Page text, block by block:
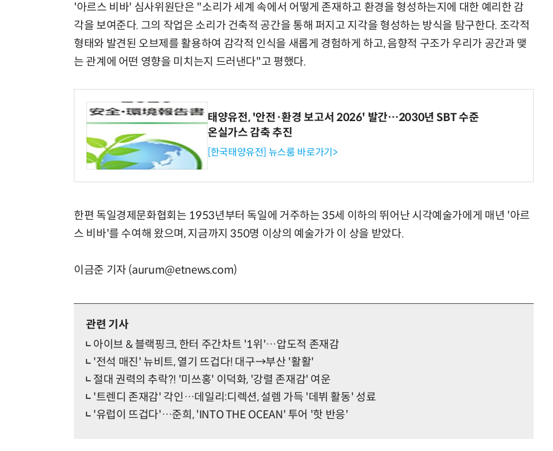
'아르스 비바' 심사위원단은 "소리가 세계 속에서 어떻게 존재하고 환경을 형성하는지에 대한 예리한 감
각을 보여준다. 그의 작업은 소리가 건축적 공간을 통해 퍼지고 지각을 형성하는 방식을 탐구한다. 조각적
형태와 발견된 오브제를 활용하여 감각적 인식을 새롭게 경험하게 하고, 음향적 구조가 우리가 공간과 맺
는 관계에 어떤 영향을 미치는지 드러낸다"고 평했다.
태양유전, '안전·환경 보고서 2026' 발간…2030년 SBT 수준
온실가스 감축 추진
[한국태양유전] 뉴스룸 바로가기>
한편 독일경제문화협회는 1953년부터 독일에 거주하는 35세 이하의 뛰어난 시각예술가에게 매년 '아르
스 비바'를 수여해 왔으며, 지금까지 350명 이상의 예술가가 이 상을 받았다.
이금준 기자 (aurum@etnews.com)
관련 기사
아이브 & 블랙핑크, 한터 주간차트 '1위'…압도적 존재감
'전석 매진' 뉴비트, 열기 뜨겁다! 대구→부산 '활활'
절대 권력의 추락?! '미쓰홍' 이덕화, '강렬 존재감' 여운
'트렌디 존재감' 각인…데일리:디렉션, 설렘 가득 '데뷔 활동' 성료
'유럽이 뜨겁다'…준희, 'INTO THE OCEAN' 투어 '핫 반응'